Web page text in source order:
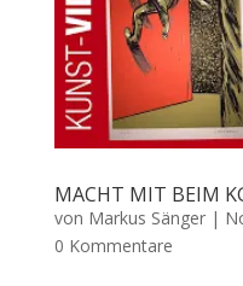
MACHT MIT BEIM
von Markus Sänger|
0 Kommentare